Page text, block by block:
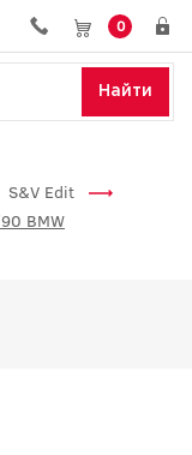
0
Найти
S&V Edit
BMW